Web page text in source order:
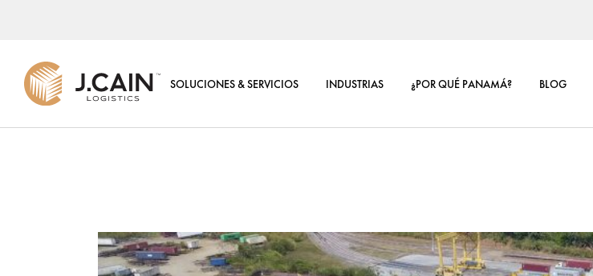
SOLUCIONES & SERVICIOS
CONTROL
INDUSTRIAS ¿POR QUÉ PANAMÁ? BLOG
CENTRO DE COMERCIO
ELECTRÓNICO